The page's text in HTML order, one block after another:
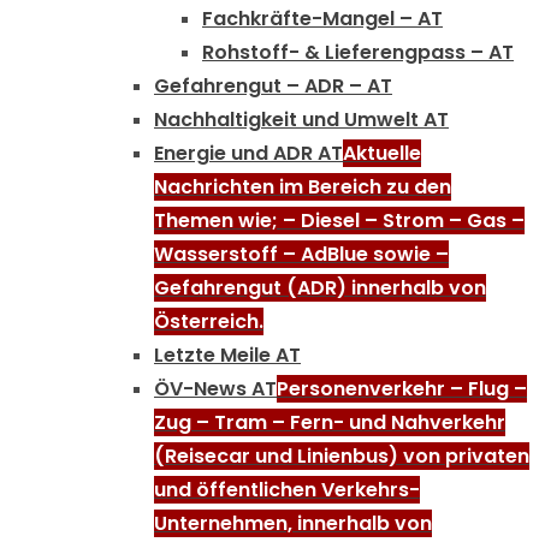
Fachkräfte-Mangel – AT
Rohstoff- & Lieferengpass – AT
Gefahrengut – ADR – AT
Nachhaltigkeit und Umwelt AT
Energie und ADR ATAktuelle
Nachrichten im Bereich zu den
Themen wie; – Diesel – Strom – Gas –
Wasserstoff – AdBlue sowie –
Gefahrengut (ADR) innerhalb von
Österreich.
Letzte Meile AT
ÖV-News ATPersonenverkehr – Flug –
Zug – Tram – Fern- und Nahverkehr
(Reisecar und Linienbus) von privaten
und öffentlichen Verkehrs-
Unternehmen, innerhalb von